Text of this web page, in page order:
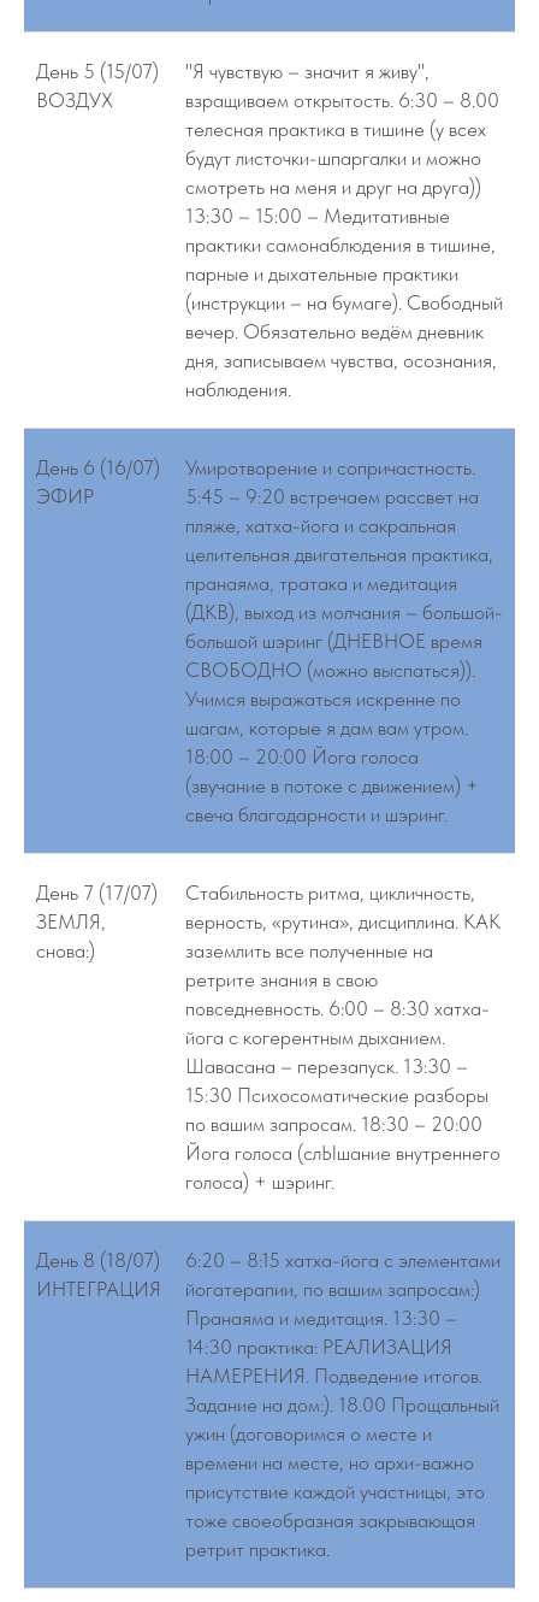
День 5 (15/07)
ВОЗДУХ
"Я чувствую – значит я живу",
взращиваем открытость. 6:30 – 8.00
телесная практика в тишине (у всех
будут листочки-шпаргалки и можно
смотреть на меня и друг на друга))
13:30 – 15:00 – Медитативные
практики самонаблюдения в тишине,
парные и дыхательные практики
(инструкции – на бумаге). Свободный
вечер. Обязательно ведём дневник
дня, записываем чувства, осознания,
наблюдения.
День 6 (16/07)
ЭФИР
Умиротворение и сопричастность.
5:45 – 9:20 встречаем рассвет на
пляже, хатха-йога и сакральная
целительная двигательная практика,
пранаяма, тратака и медитация
(ДКВ), выход из молчания – большой-
большой шэринг (ДНЕВНОЕ время
СВОБОДНО (можно выспаться)).
Учимся выражаться искренне по
шагам, которые я дам вам утром.
18:00 – 20:00 Йога голоса
(звучание в потоке с движением) +
свеча благодарности и шэринг.
День 7 (17/07)
ЗЕМЛЯ,
снова:)
Стабильность ритма, цикличность,
верность, «рутина», дисциплина. КАК
заземлить все полученные на
ретрите знания в свою
повседневность. 6:00 – 8:30 хатха-
йога с когерентным дыханием.
Шавасана – перезапуск. 13:30 –
15:30 Психосоматические разборы
по вашим запросам. 18:30 – 20:00
Йога голоса (слЫшание внутреннего
голоса) + шэринг.
День 8 (18/07)
ИНТЕГРАЦИЯ
6:20 – 8:15 хатха-йога с элементами
йогатерапии, по вашим запросам:)
Пранаяма и медитация. 13:30 –
14:30 практика: РЕАЛИЗАЦИЯ
НАМЕРЕНИЯ. Подведение итогов.
Задание на дом:). 18.00 Прощальный
ужин (договоримся о месте и
времени на месте, но архи-важно
присутствие каждой участницы, это
тоже своеобразная закрывающая
ретрит практика.